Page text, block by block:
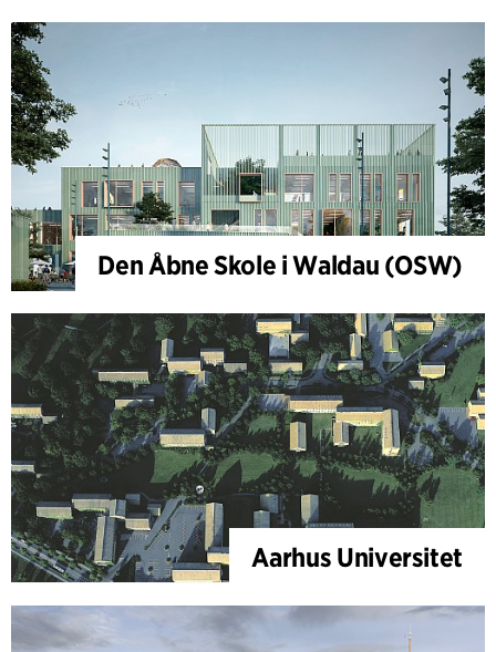
Den Åbne Skole i Waldau (OSW)
Aarhus Universitet